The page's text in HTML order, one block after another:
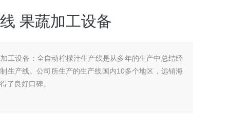
果蔬加工设备
工设备：全自动柠檬汁生产线是从多年的生产中总结经
生产线。公司所生产的生产线国内10多个地区，远销海
了良好口碑。